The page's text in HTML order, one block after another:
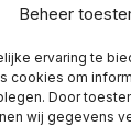
Beheer
ervaring te
cookies om
Door
wij gegevens